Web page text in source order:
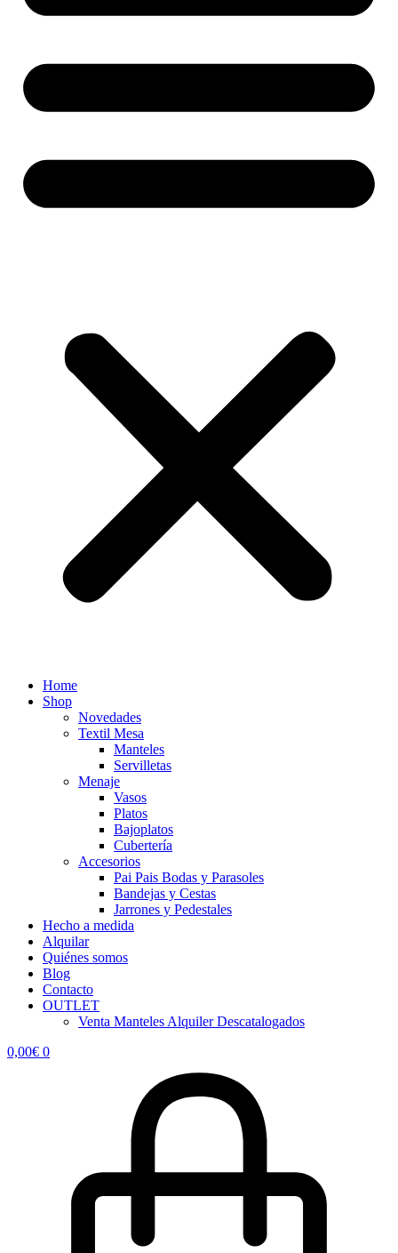
Home
Shop
Novedades
Textil Mesa
Manteles
Servilletas
Menaje
Vasos
Platos
Bajoplatos
Cubertería
Accesorios
Pai Pais Bodas y Parasoles
Bandejas y Cestas
Jarrones y Pedestales
Hecho a medida
Alquilar
Quiénes somos
Blog
Contacto
OUTLET
Venta Manteles Alquiler Descatalogados
0,00€ 0